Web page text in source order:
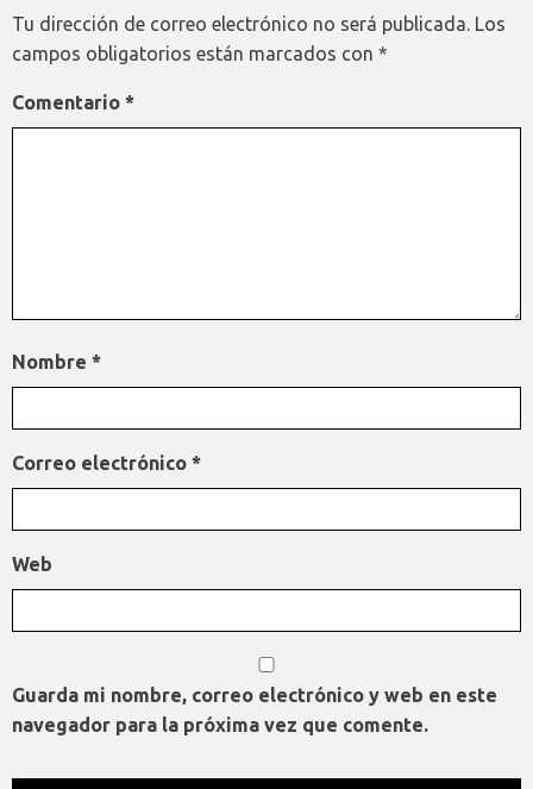
Tu dirección de correo electrónico no será publicada. Los
campos obligatorios están marcados con *
Comentario *
Nombre *
Correo electrónico *
Web
Guarda mi nombre, correo electrónico y web en este
navegador para la próxima vez que comente.